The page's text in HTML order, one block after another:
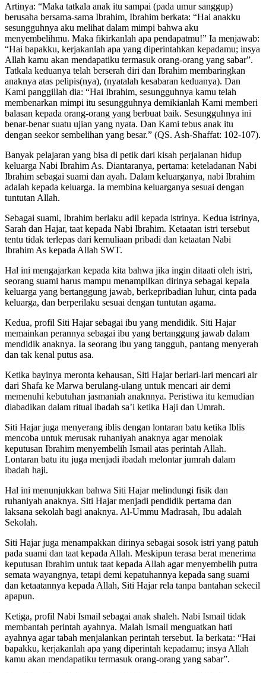
Artinya: “Maka tatkala anak itu sampai (pada umur sanggup)
berusaha bersama-sama Ibrahim, Ibrahim berkata: “Hai anakku
sesungguhnya aku melihat dalam mimpi bahwa aku
menyembelihmu. Maka fikirkanlah apa pendapatmu!” Ia menjawab:
“Hai bapakku, kerjakanlah apa yang diperintahkan kepadamu; insya
Allah kamu akan mendapatiku termasuk orang-orang yang sabar”.
Tatkala keduanya telah berserah diri dan Ibrahim membaringkan
anaknya atas pelipis(nya), (nyatalah kesabaran keduanya). Dan
Kami panggillah dia: “Hai Ibrahim, sesungguhnya kamu telah
membenarkan mimpi itu sesungguhnya demikianlah Kami memberi
balasan kepada orang-orang yang berbuat baik. Sesungguhnya ini
benar-benar suatu ujian yang nyata. Dan Kami tebus anak itu
dengan seekor sembelihan yang besar.” (QS. Ash-Shaffat: 102-107).
Banyak pelajaran yang bisa di petik dari kisah perjalanan hidup
keluarga Nabi Ibrahim As. Diantaranya, pertama: keteladanan Nabi
Ibrahim sebagai suami dan ayah. Dalam keluarganya, nabi Ibrahim
adalah kepada keluarga. Ia membina keluarganya sesuai dengan
tuntutan Allah.
Sebagai suami, Ibrahim berlaku adil kepada istrinya. Kedua istrinya,
Sarah dan Hajar, taat kepada Nabi Ibrahim. Ketaatan istri tersebut
tentu tidak terlepas dari kemuliaan pribadi dan ketaatan Nabi
Ibrahim As kepada Allah SWT.
Hal ini mengajarkan kepada kita bahwa jika ingin ditaati oleh istri,
seorang suami harus mampu menampilkan dirinya sebagai kepala
keluarga yang bertanggung jawab, berkepribadian luhur, cinta pada
keluarga, dan berperilaku sesuai dengan tuntutan agama.
Kedua, profil Siti Hajar sebagai ibu yang mendidik. Siti Hajar
memainkan perannya sebagai ibu yang bertanggung jawab dalam
mendidik anaknya. Ia seorang ibu yang tangguh, pantang menyerah
dan tak kenal putus asa.
Ketika bayinya meronta kehausan, Siti Hajar berlari-lari mencari air
dari Shafa ke Marwa berulang-ulang untuk mencari air demi
memenuhi kebutuhan jasmaniah anaknnya. Peristiwa itu kemudian
diabadikan dalam ritual ibadah sa’i ketika Haji dan Umrah.
Siti Hajar juga menyerang iblis dengan lontaran batu ketika Iblis
mencoba untuk merusak ruhaniyah anaknya agar menolak
keputusan Ibrahim menyembelih Ismail atas perintah Allah.
Lontaran batu itu juga menjadi ibadah melontar jumrah dalam
ibadah haji.
Hal ini menunjukkan bahwa Siti Hajar melindungi fisik dan
ruhaniyah anaknya. Siti Hajar menjadi pendidik pertama dan
laksana sekolah bagi anaknya. Al-Ummu Madrasah, Ibu adalah
Sekolah.
Siti Hajar juga menampakkan dirinya sebagai sosok istri yang patuh
pada suami dan taat kepada Allah. Meskipun terasa berat menerima
keputusan Ibrahim untuk taat kepada Allah agar menyembelih putra
semata wayangnya, tetapi demi kepatuhannya kepada sang suami
dan ketaatannya kepada Allah, Siti Hajar rela tanpa bantahan sekecil
apapun.
Ketiga, profil Nabi Ismail sebagai anak shaleh. Nabi Ismail tidak
membantah perintah ayahnya. Malah Ismail menguatkan hati
ayahnya agar tabah menjalankan perintah tersebut. Ia berkata: “Hai
bapakku, kerjakanlah apa yang diperintah kepadamu; insya Allah
kamu akan mendapatiku termasuk orang-orang yang sabar”.